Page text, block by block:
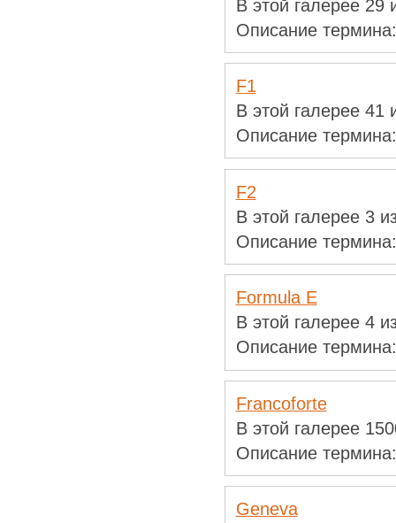
В этой галерее 29
Описание термина:
F1
В этой галерее 41
Описание термина:
F2
В этой галерее 3
Описание термина:
Formula E
В этой галерее 4
Описание термина:
Francoforte
В этой галерее
Описание термина:
Geneva